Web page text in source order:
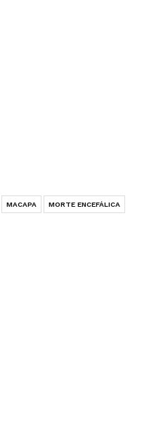
MACAPA MORTE ENCEFÁLICA